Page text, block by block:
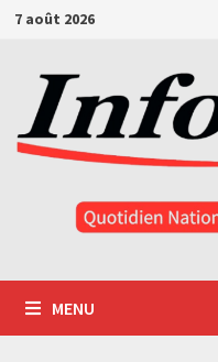
Passer
contenu
7 août 2026
MENU